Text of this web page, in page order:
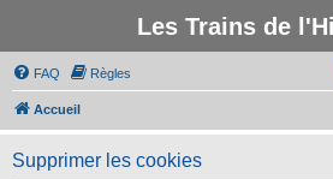
Les Trains de
FAQ Règles
Accueil
Supprimer les cookies